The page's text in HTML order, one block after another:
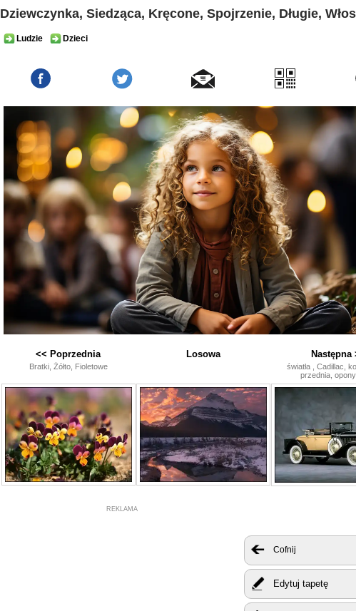
Dziewczynka, Siedząca, Kręcone, Spojrzenie, Długie,
Ludzie Dzieci
<< Poprzednia
Bratki, Żółto, Fioletowe
Losowa Następna
światła , Cadillac,
przednia,
REKLAMA
Cofnij
Edytuj tapetę